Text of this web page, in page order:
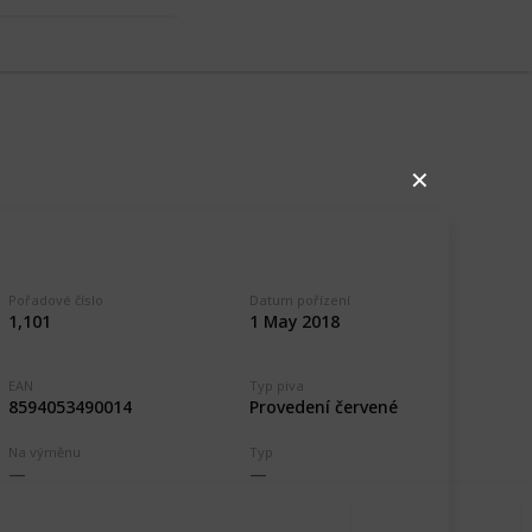
✕
Pořadové číslo
1,101
Datum pořízení
1 May 2018
EAN
8594053490014
Typ piva
Provedení červené
Na výměnu Typ
Likes
Follow Share